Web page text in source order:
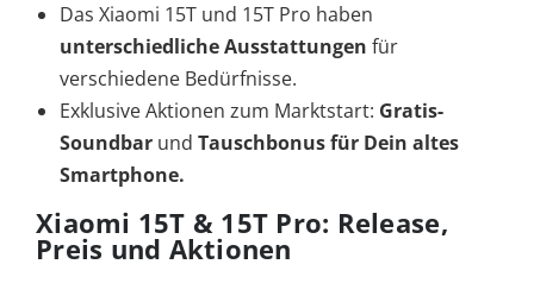
Das Xiaomi 15T und 15T Pro haben
unterschiedliche Ausstattungen für
verschiedene Bedürfnisse.
Exklusive Aktionen zum Marktstart: Gratis-
Soundbar und Tauschbonus für Dein altes
Smartphone.
Xiaomi 15T & 15T Pro: Release,
Preis und Aktionen